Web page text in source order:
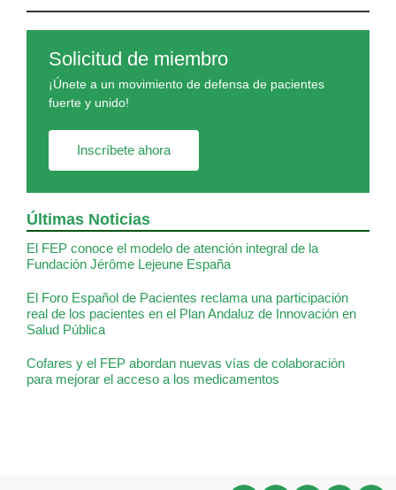
Solicitud de miembro
¡Únete a un movimiento de defensa de pacientes
fuerte y unido!
Inscríbete ahora
Últimas Noticias
El FEP conoce el modelo de atención integral de la
Fundación Jérôme Lejeune España
El Foro Español de Pacientes reclama una participación
real de los pacientes en el Plan Andaluz de Innovación en
Salud Pública
Cofares y el FEP abordan nuevas vías de colaboración
para mejorar el acceso a los medicamentos